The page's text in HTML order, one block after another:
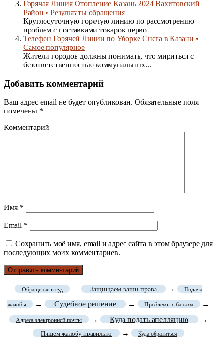
Горячая Линия Отопление Казань 2024 Вахитовский
Район • Результаты обращения
Круглосуточную горячую линию по рассмотрению
проблем с поставками товаров перво...
Телефон Горячей Линии по Уборке Снега в Казани •
Самое популярное
Жители городов должны понимать, что мириться с
безответственностью коммунальных...
Добавить комментарий
Ваш адрес email не будет опубликован. Обязательные поля
помечены *
Комментарий
Имя *
Email *
Сохранить моё имя, email и адрес сайта в этом браузере для
последующих моих комментариев.
Обращение в суд → Защищаем ваши права → Подача
жалобы → Судебное решение → Проблемы с банком →
Адреса электронной почты → Куда подать апелляцию →
Пишем жалобу правильно → Куда обратиться